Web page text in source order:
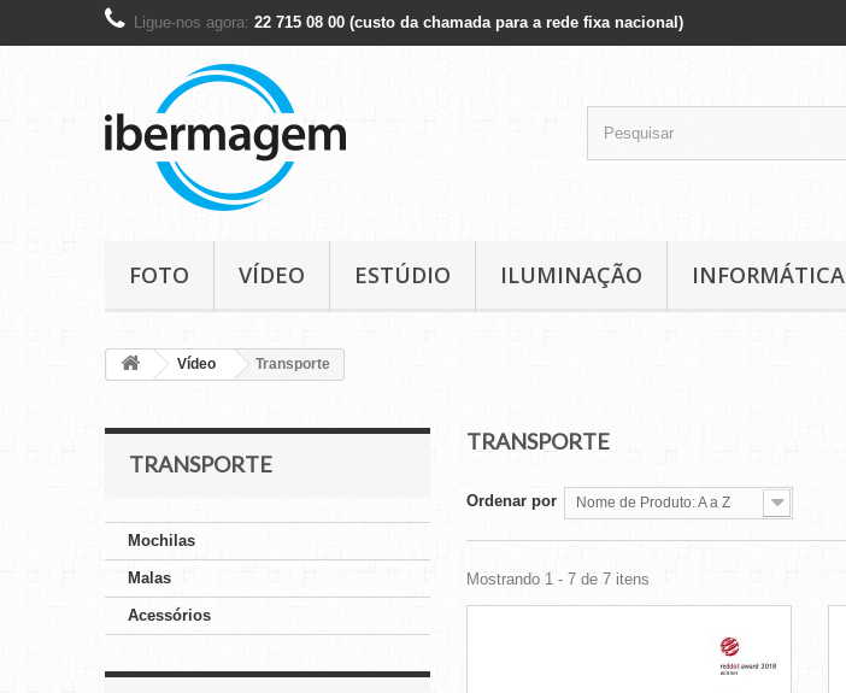
Ligue-nos agora: 22 715 08 00 (custo da chamada para a rede fixa nacional)
FOTO VÍDEO ESTÚDIO ILUMINAÇÃO INFORMÁTICA
Vídeo Transporte
TRANSPORTE
Mochilas
Malas
Acessórios
TRANSPORTE
Ordenar por Nome de Produto: A a Z
Mostrando 1 - 7 de 7 itens